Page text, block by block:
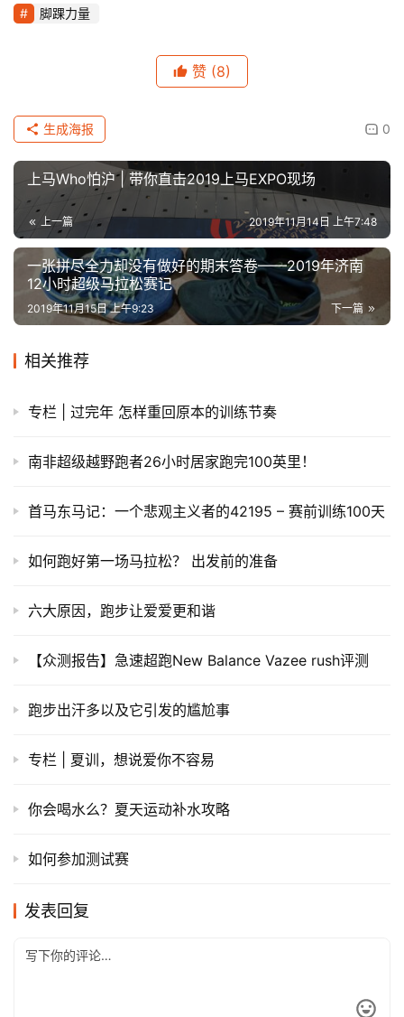
量了。
原创文章，作者：admin，如若转载，请注明出处：
脚踝力量
赞(8)
生成海报
上马Who怕沪 | 带你直击2019上马EXPO现场
上一篇
一张拼尽全力却没有做好的期末答卷——2019年济南
2019年11月15日 上午9:23
相关推荐
专栏 | 过完年 怎样重回原本的训练节奏
南非超级越野跑者26小时居家跑完100英里！
首马东马记：一个悲观主义者的42195 – 赛前训练100天
如何跑好第一场马拉松？ 出发前的准备
六大原因，跑步让爱爱更和谐
【众测报告】急速超跑New Balance Vazee rush评测
跑步出汗多以及它引发的尴尬事
专栏 | 夏训，想说爱你不容易
你会喝水么？夏天运动补水攻略